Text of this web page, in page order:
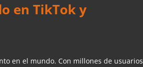
en TikTok y
en el mundo. Con millones de usuarios